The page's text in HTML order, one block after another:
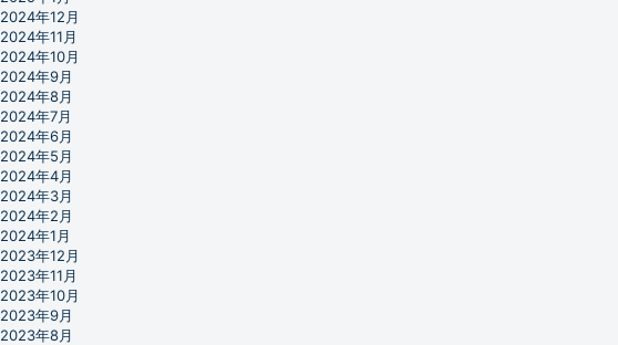
2024年12月
2024年11月
2024年10月
2024年9月
2024年8月
2024年7月
2024年6月
2024年5月
2024年4月
2024年3月
2024年2月
2024年1月
2023年12月
2023年11月
2023年10月
2023年9月
2023年8月